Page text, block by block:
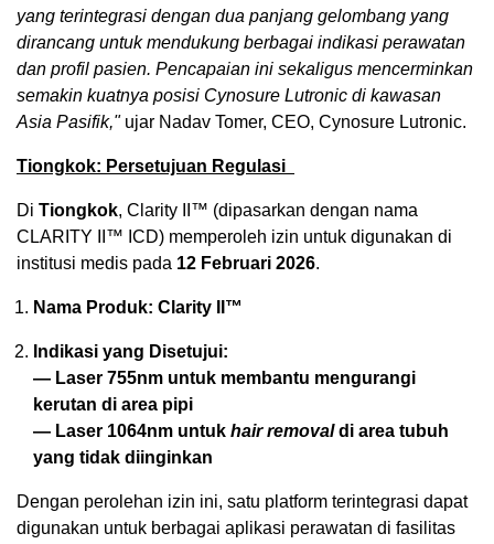
yang terintegrasi dengan dua panjang gelombang yang
dirancang untuk mendukung berbagai indikasi perawatan
dan profil pasien. Pencapaian ini sekaligus mencerminkan
semakin kuatnya posisi Cynosure Lutronic di kawasan
Asia Pasifik,"ujar Nadav Tomer, CEO, Cynosure Lutronic.
Tiongkok: Persetujuan Regulasi
Di Tiongkok, Clarity II™ (dipasarkan dengan nama
CLARITY II™ ICD) memperoleh izin untuk digunakan di
institusi medis pada 12 Februari 2026.
Nama Produk: Clarity II™
Indikasi yang Disetujui:
— Laser 755nm untuk membantu mengurangi
kerutan di area pipi
— Laser 1064nm untuk hair removaldi area tubuh
yang tidak diinginkan
Dengan perolehan izin ini, satu platform terintegrasi dapat
digunakan untuk berbagai aplikasi perawatan di fasilitas